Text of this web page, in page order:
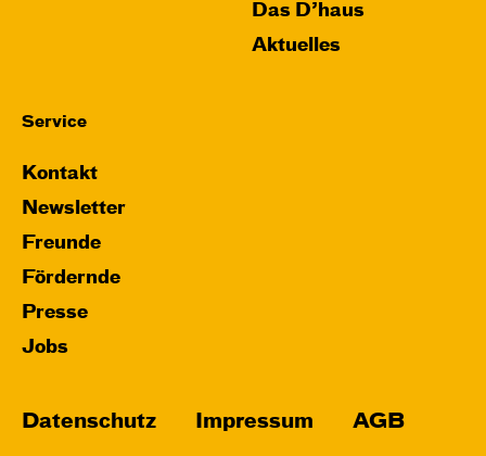
Das D’haus
Aktuelles
Service
Kontakt
Newsletter
Freunde
Fördernde
Presse
Jobs
Datenschutz Impressum AGB